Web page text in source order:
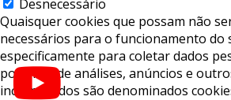
Desnecessário
Quaisquer cookies que possam não
necessários para o funcionamento do
especificamente para coletar dados
por meio de análises, anúncios e
incorporados são denominados